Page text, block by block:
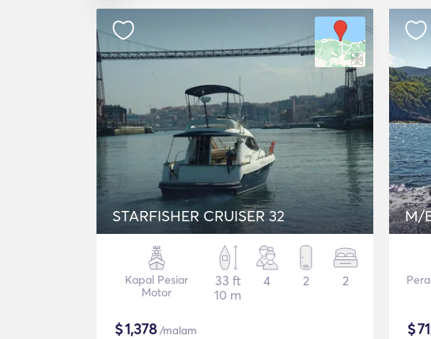
STARFISHER CRUISER 32
Kapal Pesiar
Motor
33 ft
10 m
4 2 2
$1,378/malam
M/
$